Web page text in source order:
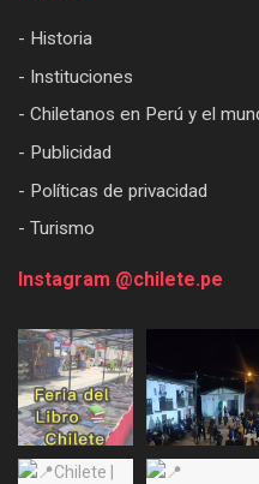
- Historia
- Instituciones
- Chiletanos en Perú y el
- Publicidad
- Políticas de privacidad
- Turismo
Instagram @chilete.pe